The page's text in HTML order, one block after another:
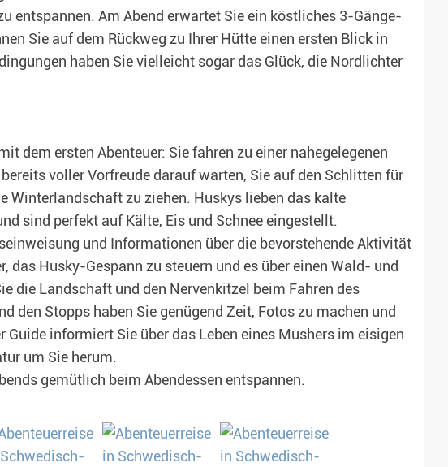
entspannen. Am Abend erwartet Sie ein köstliches 3-Gänge-
Sie auf dem Rückweg zu Ihrer Hütte einen ersten Blick in
haben Sie vielleicht sogar das Glück, die Nordlichter
dem ersten Abenteuer: Sie fahren zu einer nahegelegenen
voller Vorfreude darauf warten, Sie auf den Schlitten für
Winterlandschaft zu ziehen. Huskys lieben das kalte
sind perfekt auf Kälte, Eis und Schnee eingestellt.
und Informationen über die bevorstehende Aktivität
das Husky-Gespann zu steuern und es über einen Wald- und
die Landschaft und den Nervenkitzel beim Fahren des
den Stopps haben Sie genügend Zeit, Fotos zu machen und
informiert Sie über das Leben eines Mushers im eisigen
um Sie herum.
gemütlich beim Abendessen entspannen.